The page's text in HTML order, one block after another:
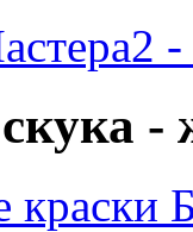
2 -
краски